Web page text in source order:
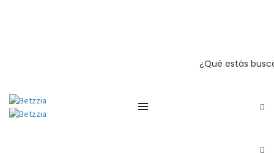
¿Qué estás
Tuta Martina